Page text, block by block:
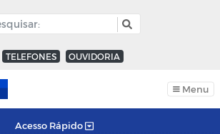
TELEFONES OUVIDORIA
Menu
Acesso Rápido